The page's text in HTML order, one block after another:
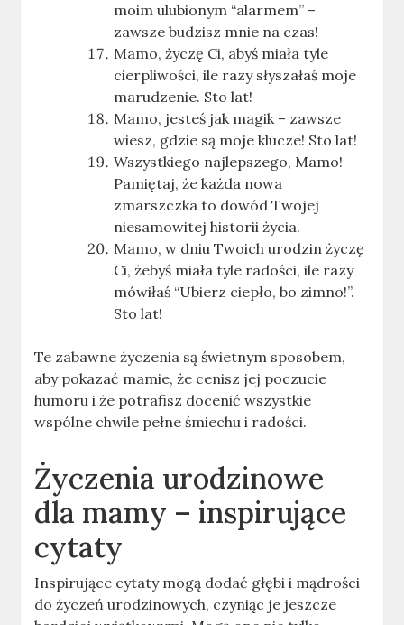
moim ulubionym “alarmem” –
zawsze budzisz mnie na czas!
Mamo, życzę Ci, abyś miała tyle
cierpliwości, ile razy słyszałaś moje
marudzenie. Sto lat!
Mamo, jesteś jak magik – zawsze
wiesz, gdzie są moje klucze! Sto lat!
Wszystkiego najlepszego, Mamo!
Pamiętaj, że każda nowa
zmarszczka to dowód Twojej
niesamowitej historii życia.
Mamo, w dniu Twoich urodzin życzę
Ci, żebyś miała tyle radości, ile razy
mówiłaś “Ubierz ciepło, bo zimno!”.
Sto lat!
Te zabawne życzenia są świetnym sposobem,
aby pokazać mamie, że cenisz jej poczucie
humoru i że potrafisz docenić wszystkie
wspólne chwile pełne śmiechu i radości.
Życzenia urodzinowe
dla mamy – inspirujące
cytaty
Inspirujące cytaty mogą dodać głębi i mądrości
do życzeń urodzinowych, czyniąc je jeszcze